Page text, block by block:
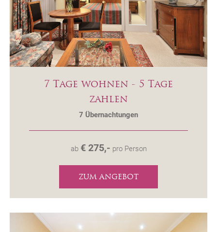
7 Tage wohnen - 5 Tage
zahlen
7 Übernachtungen
ab € 275,- pro Person
ZUM ANGEBOT